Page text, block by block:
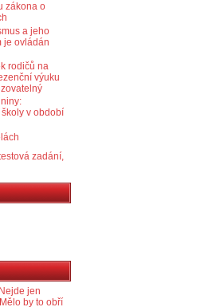
zákona o
a jeho
je ovládán
rodičů na
výuku
v období
zadání,
jen
by to obří